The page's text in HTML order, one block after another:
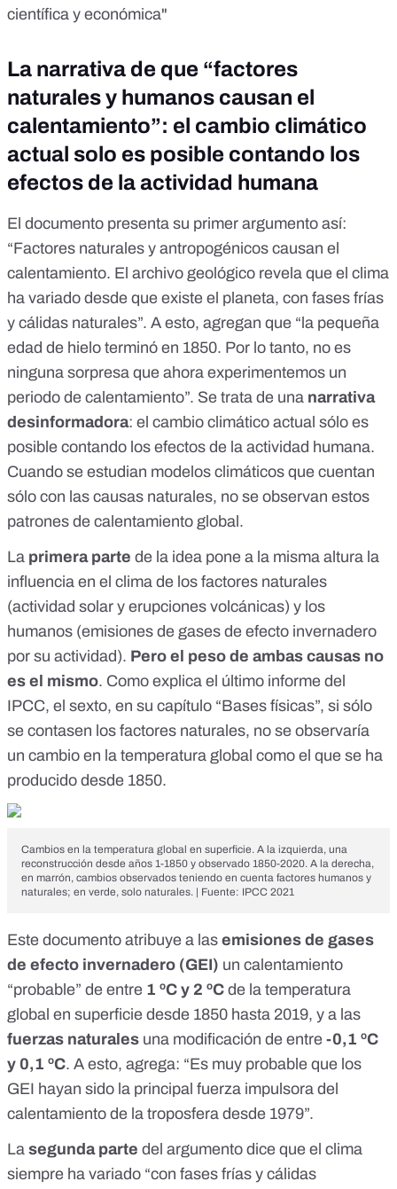
científica y económica"
La narrativa de que “factores
naturales y humanos causan el
calentamiento”: el cambio climático
actual solo es posible contando los
efectos de la actividad humana
El documento presenta su primer argumento así:
“Factores naturales y antropogénicos causan el
calentamiento. El archivo geológico revela que el clima
ha variado desde que existe el planeta, con fases frías
y cálidas naturales”. A esto, agregan que “la pequeña
edad de hielo terminó en 1850. Por lo tanto, no es
ninguna sorpresa que ahora experimentemos un
periodo de calentamiento”. Se trata de una narrativa
desinformadora: el cambio climático actual sólo es
posible contando los efectos de la actividad humana.
Cuando se estudian modelos climáticos que cuentan
sólo con las causas naturales, no se observan estos
patrones de calentamiento global.
La primera parte de la idea pone a la misma altura la
influencia en el clima de los factores naturales
(actividad solar y erupciones volcánicas) y los
humanos (emisiones de gases de efecto invernadero
por su actividad). Pero el peso de ambas causas no
es el mismo. Como explica el último informe del
IPCC, el sexto, en su capítulo “Bases físicas”, si sólo
se contasen los factores naturales, no se observaría
un cambio en la temperatura global como el que se ha
producido desde 1850.
Cambios en la temperatura global en superficie. A la izquierda, una
reconstrucción desde años 1-1850 y observado 1850-2020. A la derecha,
en marrón, cambios observados teniendo en cuenta factores humanos y
naturales; en verde, solo naturales. | Fuente: IPCC 2021
Este documento atribuye a las emisiones de gases
de efecto invernadero (GEI) un calentamiento
“probable” de entre 1 ºC y 2 ºC de la temperatura
global en superficie desde 1850 hasta 2019, y a las
fuerzas naturales una modificación de entre -0,1 ºC
y 0,1 ºC. A esto, agrega: “Es muy probable que los
GEI hayan sido la principal fuerza impulsora del
calentamiento de la troposfera desde 1979”.
La segunda parte del argumento dice que el clima
siempre ha variado “con fases frías y cálidas